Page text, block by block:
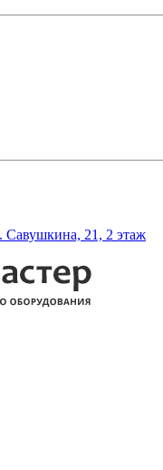
Савушкина, 21, 2 этаж